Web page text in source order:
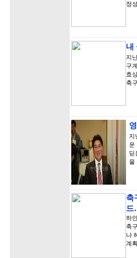
정
내
지
구
효
축
지
운
딛
을
축
하
축
나
계